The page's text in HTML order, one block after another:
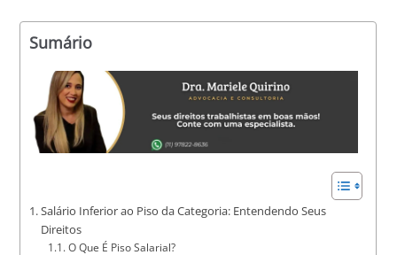
Sumário
Salário Inferior ao Piso da Categoria: Entendendo Seus
Direitos
O Que É Piso Salarial?